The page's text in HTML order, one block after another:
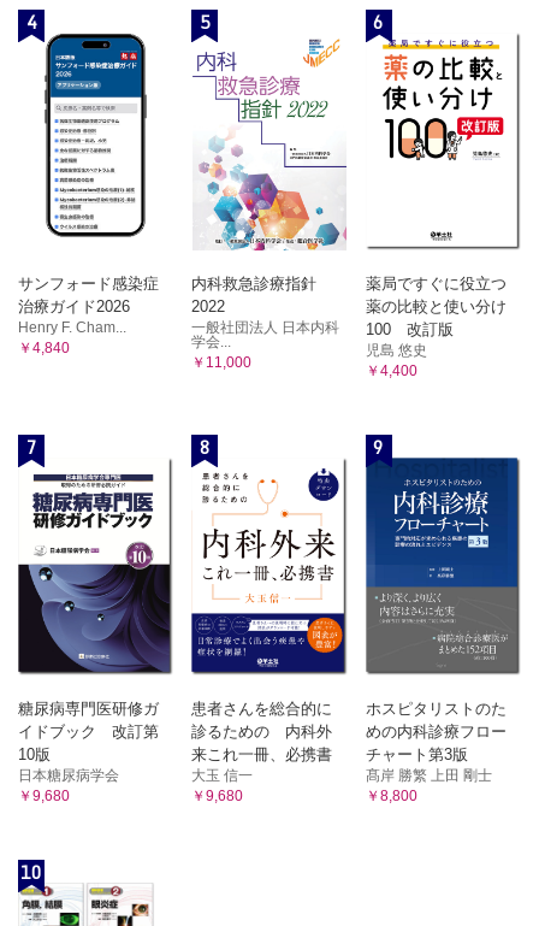
A 代謝調節と遺伝子発現 B 栄養素による遺伝子発現
8 遺伝子と多型
A 遺伝子多型 B 遺伝子多型と栄養
9 遺伝子工学
A 遺伝子組換え技術 B バイオテクノロジー
[臨床栄養への入門] タンパク質医薬と抗体医薬／ゲノムの個人差を問
う
第16章 個体の調節機構とホメオスタシス【中島孝則】
1 ホメオスタシスとは
2 情報伝達の機序と役割
A 神経系の情報伝達 B 内分泌系の情報伝達 C 情報伝達物質
3 情報伝達物質と細胞応答
4 ホルモンと生体調節
A 下垂体後葉ホルモンによる代謝調節 B 甲状腺ホルモンによる代謝
調節 C ホルモンによるカルシウム代謝調節 D 消化管ホルモンによる
消化管機能の調節 E 膵臓ホルモンによる血糖調節 F 副腎皮質ホルモ
ンによる生体調節 G 副腎髄質ホルモンによる生体調節 H 性ホルモン
[臨床栄養への入門] 糖尿病とインスリン療法
とT細胞 D 体液性免疫と細胞性免疫 E 抗体の構造と働き F 粘膜局
所免疫 G 感染と能動免疫、受動免疫
A アレルギー疾患の成因と分類 B 食物アレルギー C アレルギーの
診断と治療、対処
3 自己免疫疾患と免疫不全症
A 自己免疫疾患 B 免疫不全症
[臨床栄養への入門] アレルギーと腸内細菌叢の関連
索引
Column
レステロールの蓄積
10 コレステロールの代謝産物
A 胆汁酸と腸肝循環 B ステロイドホルモン
11 脂質の代謝異常
A 脂質異常症と動脈硬化 B リピドーシス
[臨床栄養への入門] 肥満症
第11章 タンパク質の分解とアミノ酸代謝【薗田 勝】
1 タンパク質の分解とアミノ酸プール
A タンパク質の消化 B 窒素出納（N-バランス）と窒素平
衡 C アミノ酸プール D アミノ酸の分解
2 アミノ酸の炭素骨格の代謝
A 糖原性アミノ酸 B ケト原性アミノ酸 C 糖原性とケト原
性
3 アミノ酸の窒素の代謝
A アミノ基転移反応 B 酸化的脱アミノ反応（アンモニア生
A アミノ酸の脱炭酸反応（モノアミン生成） B その他のア
ミノ酸からの生体物質 C メチル基供与体としてのメチオニ
ン D 非必須（可欠）アミノ酸の合成 E 特殊なアミノ酸の
合成 F 異なる臓器間で血中を介したアミノ酸代謝
5 アミノ酸の代謝異常
A 先天性疾患 B 尿細管の異常
[臨床栄養への入門] 肝不全と分枝アミノ酸製剤
第12章 生体エネルギー学【薗田 勝】
1 高エネルギーリン酸化合物
C 異化と同化
2 生体酸化
A 酸化還元酵素（オキシドレダクターゼ） B 活性酸素
3 呼吸鎖と酸化的リン酸化
[臨床栄養への入門] エネルギー不足とケトン体─ATPは貯蔵で
きない
4
サンフォード感染症
治療ガイド2026
Henry F. Cham...
￥4,840
5
内科救急診療指針
2022
一般社団法人 日本内科
学会...
￥11,000
6
薬局ですぐに役立つ
薬の比較と使い分け
100 改訂版
児島 悠史
￥4,400
7
糖尿病専門医研修ガ
イドブック 改訂第
10版
日本糖尿病学会
￥9,680
8
患者さんを総合的に
診るための 内科外
来これ一冊、必携書
大玉 信一
￥9,680
9
ホスピタリストのた
めの内科診療フロー
チャート第3版
髙岸 勝繁 上田 剛士
￥8,800
10